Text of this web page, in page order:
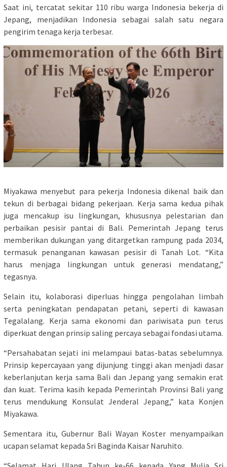
Saat ini, tercatat sekitar 110 ribu warga Indonesia bekerja di
Jepang, menjadikan Indonesia sebagai salah satu negara
pengirim tenaga kerja terbesar.
Miyakawa menyebut para pekerja Indonesia dikenal baik dan
tekun di berbagai bidang pekerjaan. Kerja sama kedua pihak
juga mencakup isu lingkungan, khususnya pelestarian dan
perbaikan pesisir pantai di Bali. Pemerintah Jepang terus
memberikan dukungan yang ditargetkan rampung pada 2034,
termasuk penanganan kawasan pesisir di Tanah Lot. “Kita
harus menjaga lingkungan untuk generasi mendatang,”
tegasnya.
Selain itu, kolaborasi diperluas hingga pengolahan limbah
serta peningkatan pendapatan petani, seperti di kawasan
Tegalalang. Kerja sama ekonomi dan pariwisata pun terus
diperkuat dengan prinsip saling percaya sebagai fondasi utama.
“Persahabatan sejati ini melampaui batas-batas sebelumnya.
Prinsip kepercayaan yang dijunjung tinggi akan menjadi dasar
keberlanjutan kerja sama Bali dan Jepang yang semakin erat
dan kuat. Terima kasih kepada Pemerintah Provinsi Bali yang
terus mendukung Konsulat Jenderal Jepang,” kata Konjen
Miyakawa.
Sementara itu, Gubernur Bali Wayan Koster menyampaikan
ucapan selamat kepada Sri Baginda Kaisar Naruhito.